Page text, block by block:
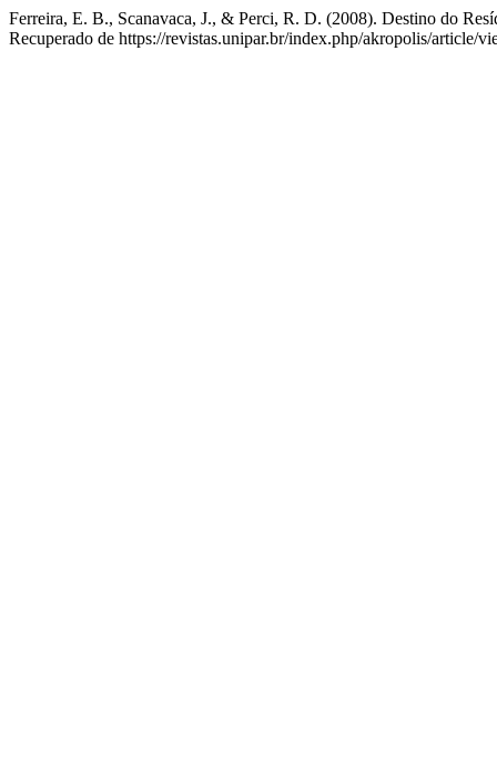
Ferreira, E. B., Scanavaca, J., & Perci, R. D. (2008). Destino do
Recuperado de https://revistas.unipar.br/index.php/akropolis/article/